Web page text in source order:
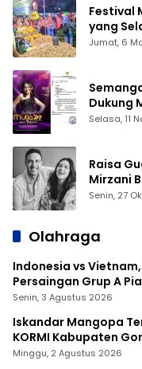
Festival
yang
Jumat, 6
Dukung
Selasa, 11
Raisa
Mirzani
Senin, 27
Olahraga
Indonesia vs
Persaingan Grup A
Senin, 3 Agustus 2026
Iskandar Mangopa
KORMI Kabupaten
Minggu, 2 Agustus 2026